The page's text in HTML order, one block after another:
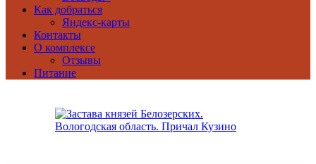
Как добраться
Яндекс-карты
Контакты
О комплексе
Отзывы
Питание